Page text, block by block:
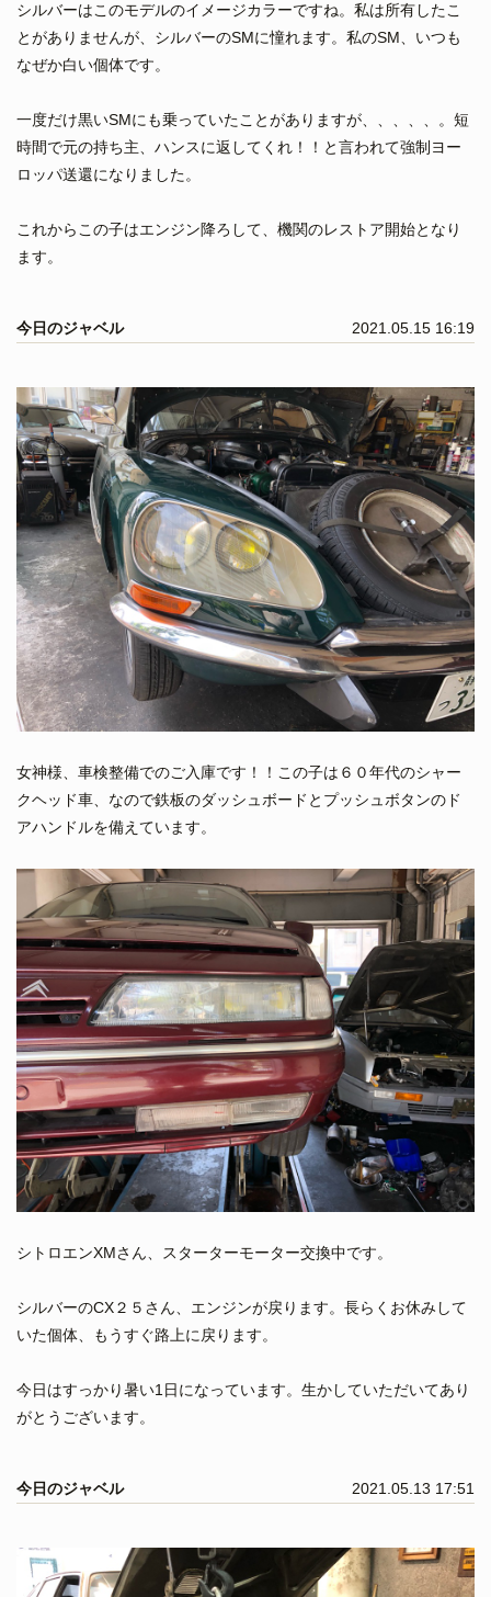
シルバーはこのモデルのイメージカラーですね。私は所有したこ
とがありませんが、シルバーのSMに憧れます。私のSM、いつも
なぜか白い個体です。
一度だけ黒いSMにも乗っていたことがありますが、、、、、。短
時間で元の持ち主、ハンスに返してくれ！！と言われて強制ヨー
ロッパ送還になりました。
これからこの子はエンジン降ろして、機関のレストア開始となり
ます。
今日のジャベル 2021.05.15 16:19
女神様、車検整備でのご入庫です！！この子は６０年代のシャー
クヘッド車、なので鉄板のダッシュボードとプッシュボタンのド
アハンドルを備えています。
シトロエンXMさん、スターターモーター交換中です。
シルバーのCX２５さん、エンジンが戻ります。長らくお休みして
いた個体、もうすぐ路上に戻ります。
今日はすっかり暑い1日になっています。生かしていただいてあり
がとうございます。
今日のジャベル 2021.05.13 17:51